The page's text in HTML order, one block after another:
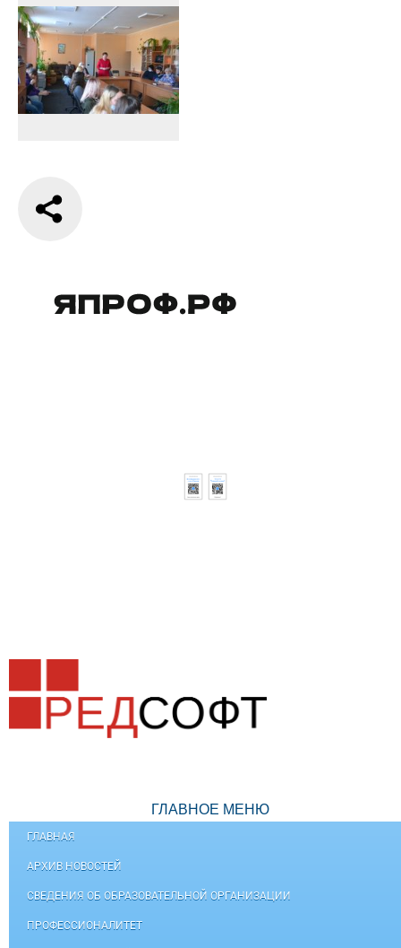
ГЛАВНОЕ МЕНЮ
ГЛАВНАЯ
АРХИВ НОВОСТЕЙ
СВЕДЕНИЯ ОБ ОБРАЗОВАТЕЛЬНОЙ ОРГАНИЗАЦИИ
ПРОФЕССИОНАЛИТЕТ